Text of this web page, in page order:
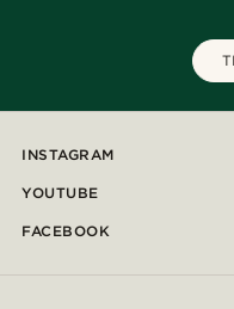
INSTAGRAM
YOUTUBE
FACEBOOK